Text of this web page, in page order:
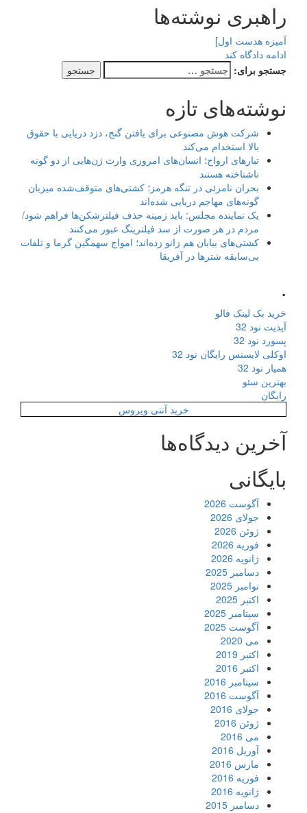
راهبری نوشته‌ها
آمیزه هدست اول]
ادامه دادگاه کند
جستجو برای:
نوشته‌های تازه
شرکت هوش مصنوعی برای یافتن گنج، دزد دریایی با حقوق
بالا استخدام می‌کند
تبارهای ارواح؛ انسان‌های امروزی وارث ژن‌هایی از دو گونه
ناشناخته هستند
بحران نامرئی در تنگه هرمز؛ کشتی‌های متوقف‌شده میزبان
گونه‌های مهاجم دریایی شده‌اند
یک نماینده مجلس: باید زمینه حذف فیلترشکن‌ها فراهم شود/
مردم در هر صورت از سد فیلترینگ عبور می‌کنند
کشتی‌های بیابان هم زانو زده‌اند؛ امواج سهمگین گرما و تلفات
بی‌سابقه شترها در آفریقا
.
خرید بک لینک فالو
آپدیت نود 32
پسورد نود 32
اوکلی لایسنس رایگان نود 32
همیار نود 32
بهترین سئو
رایگان
خرید آنتی ویروس
آخرین دیدگاه‌ها
بایگانی
آگوست 2026
جولای 2026
ژوئن 2026
فوریه 2026
ژانویه 2026
دسامبر 2025
نوامبر 2025
اکتبر 2025
سپتامبر 2025
آگوست 2025
می 2020
اکتبر 2019
اکتبر 2016
سپتامبر 2016
آگوست 2016
جولای 2016
ژوئن 2016
می 2016
آوریل 2016
مارس 2016
فوریه 2016
ژانویه 2016
دسامبر 2015